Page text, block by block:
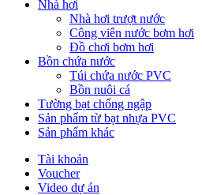
Nhà hơi
Nhà hơi trượt nước
Công viên nước bơm hơi
Đồ chơi bơm hơi
Bồn chứa nước
Túi chứa nước PVC
Bồn nuôi cá
Tường bạt chống ngập
Sản phẩm từ bạt nhựa PVC
Sản phẩm khác
Tài khoản
Voucher
Video dự án